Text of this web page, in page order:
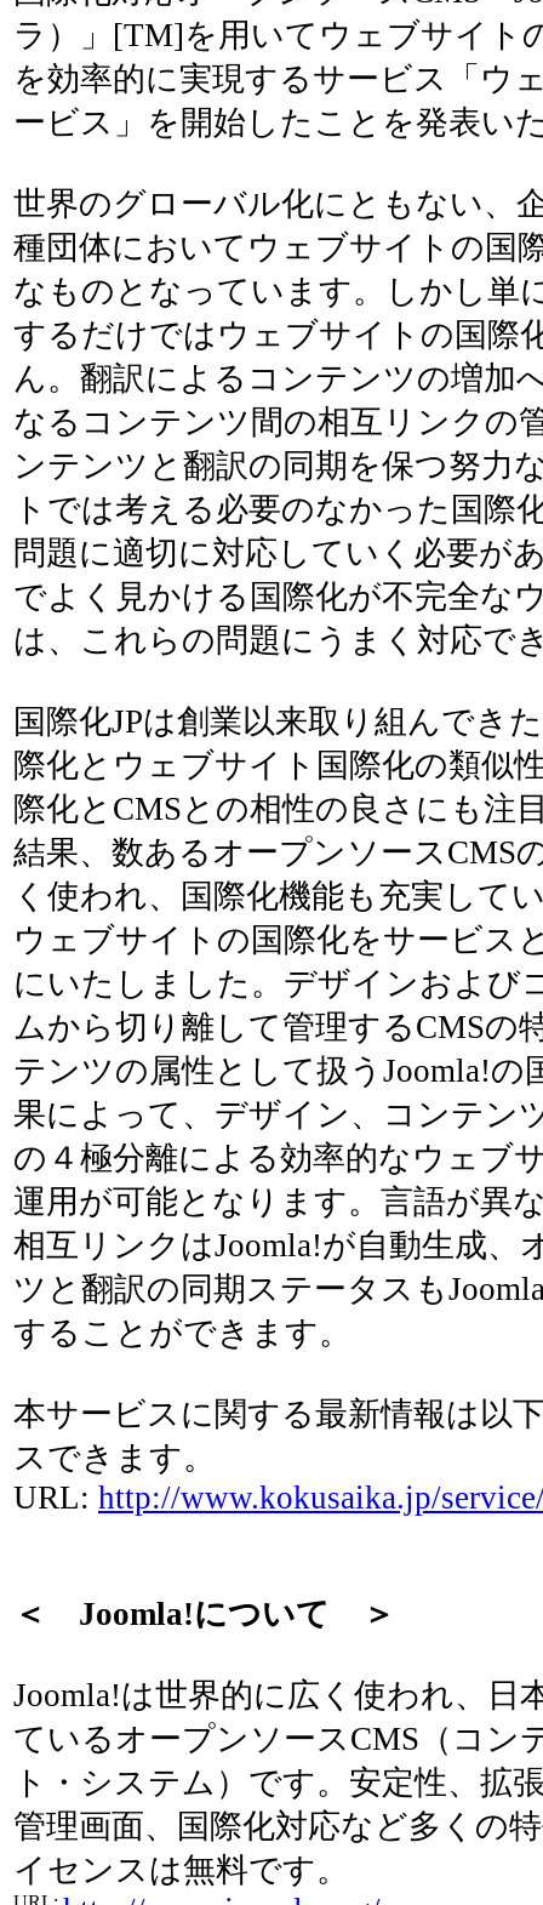
ラ）」[TM]を用いてウェブサイト
を効率的に実現するサービス「ウ
ービス」を開始したことを発表い
世界のグローバル化にともない、
種団体においてウェブサイトの国
なものとなっています。しかし単
するだけではウェブサイトの国際
ん。翻訳によるコンテンツの増加
なるコンテンツ間の相互リンクの
ンテンツと翻訳の同期を保つ努力
トでは考える必要のなかった国際
問題に適切に対応していく必要が
でよく見かける国際化が不完全な
は、これらの問題にうまく対応で
国際化JPは創業以来取り組んでき
際化とウェブサイト国際化の類似
際化とCMSとの相性の良さにも注
結果、数あるオープンソースCMS
く使われ、国際化機能も充実して
ウェブサイトの国際化をサービス
にいたしました。デザインおよび
ムから切り離して管理するCMSの
テンツの属性として扱うJoomla!の
果によって、デザイン、コンテン
の４極分離による効率的なウェブ
運用が可能となります。言語が異
相互リンクはJoomla!が自動生成、
ツと翻訳の同期ステータスも
することができます。
本サービスに関する最新情報は以
スできます。
URL: http://www.kokusaika.jp/
＜ Joomla!について ＞
Joomla!は世界的に広く使われ、日
ているオープンソースCMS（コン
ト・システム）です。安定性、拡
管理画面、国際化対応など多くの
イセンスは無料です。